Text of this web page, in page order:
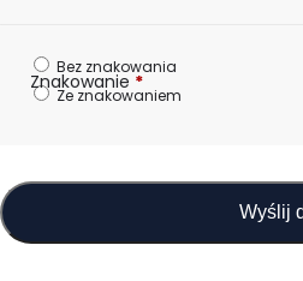
Znakowanie *
Bez znakowania
Ze znakowaniem
Wyślij